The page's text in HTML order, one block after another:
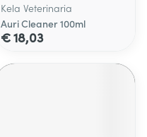
Kela Veterinaria
Auri Cleaner 100ml
€ 18,03